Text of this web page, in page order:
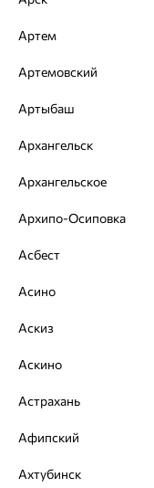
Магазины и доставка
ул. Зегеля, 27/2
Другие города
Заказать звонок
Артем
Артемовский
Артыбаш
Архангельск
Архангельское
Архипо-Осиповка
Асбест
Асино
Аскиз
Аскино
Астрахань
Афипский
Ахтубинск